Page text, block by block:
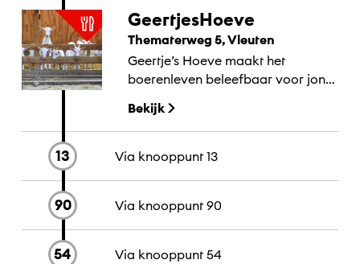
speelbomen.
GeertjesHoeve
Thematerweg 5, Vleuten
Geertje’s Hoeve maakt het
boerenleven beleefbaar voor jong
geiten en varkens, eigen
kaasmakerij, boerderijwinkel en
lunchrestaurant.
Bekijk
13 Via knooppunt 13
90 Via knooppunt 90
54 Via knooppunt 54